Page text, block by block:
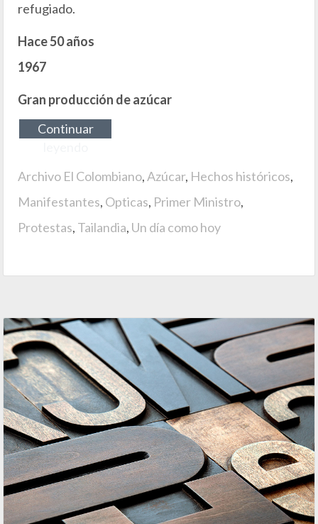
refugiado.
Hace 50 años
1967
Gran producción de azúcar
Continuar
Archivo El Colombiano,Azúcar, Hechos históricos,
Manifestantes, Opticas, Primer Ministro,
Protestas, Tailandia, Un día como hoy